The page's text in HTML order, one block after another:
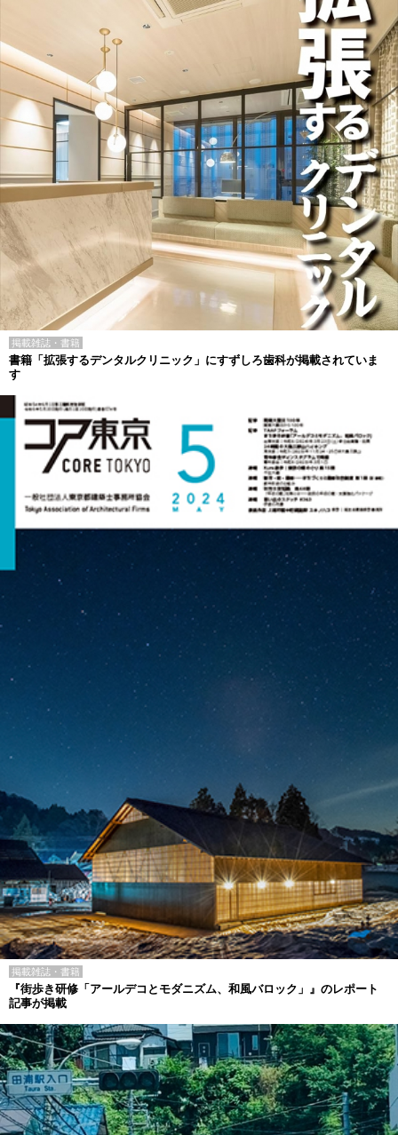
掲載雑誌・書籍
書籍「拡張するデンタルクリニック」にすずしろ歯科が掲載されていま
す
掲載雑誌・書籍
『街歩き研修「アールデコとモダニズム、和風バロック」』のレポート
記事が掲載